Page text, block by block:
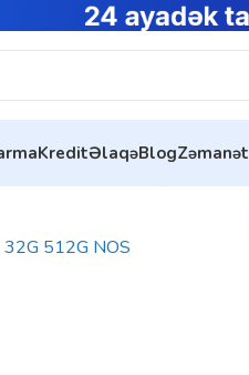
KreditƏlaqəBlogZəmanət